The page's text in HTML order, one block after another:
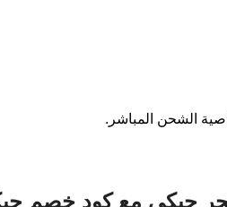
الشحن المباشر.
جيكي مع كود خصم